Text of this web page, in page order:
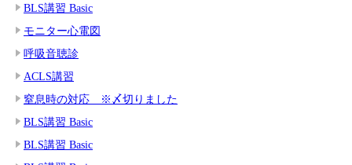
BLS講習 Basic
モニター心電図
呼吸音聴診
ACLS講習
窒息時の対応 ※〆切りました
BLS講習 Basic
BLS講習 Basic